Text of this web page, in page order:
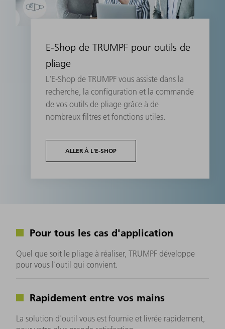
E-Shop de TRUMPF pour outils de
pliage
L'E-Shop de TRUMPF vous assiste dans la
recherche, la configuration et la commande
de vos outils de pliage grâce à de
nombreux filtres et fonctions utiles.
ALLER À L'E-SHOP
Pour tous les cas d'application
Quel que soit le pliage à réaliser, TRUMPF développe
pour vous l'outil qui convient.
Rapidement entre vos mains
La solution d'outil vous est fournie et livrée rapidement,